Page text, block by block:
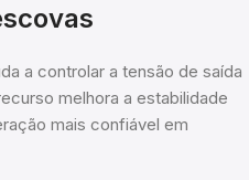
a controlar a tensão de saída
melhora a estabilidade
mais confiável em